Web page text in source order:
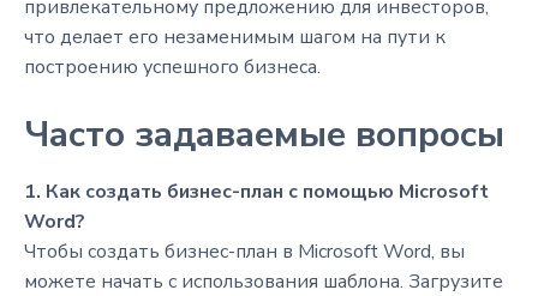
привлекательному предложению для инвесторов,
что делает его незаменимым шагом на пути к
построению успешного бизнеса.
Часто задаваемые вопросы
1. Как создать бизнес-план с помощью Microsoft
Word?
Чтобы создать бизнес-план в Microsoft Word, вы
можете начать с использования шаблона. Загрузите